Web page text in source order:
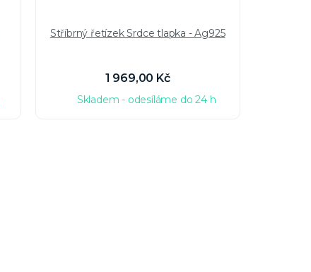
Stříbrný řetízek Srdce tlapka - Ag925
1 969,00 Kč
Skladem - odesíláme do 24 h